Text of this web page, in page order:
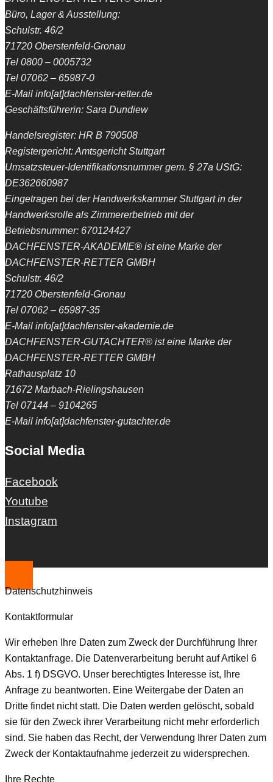
Büro, Lager & Ausstellung:
Schulstr. 46/2
71720 Oberstenfeld-Gronau
Tel 0800 – 0005732
Tel 07062 – 65987-0
E-Mail info[at]dachfenster-retter.de
Geschäftsführerin: Sara Dundiew
Handelsregister: HR B 790508
Registergericht: Amtsgericht Stuttgart
Umsatzsteuer-Identifikationsnummer gem. § 27a UStG:
DE362660987
Eingetragen bei der Handwerkskammer Stuttgart in der
Handwerksrolle als Zimmererbetrieb mit der
Betriebsnummer: 670124427
DACHFENSTER-AKADEMIE® ist eine Marke der
DACHFENSTER-RETTER GMBH
Schulstr. 46/2
71720 Oberstenfeld-Gronau
Tel 07062 – 65987-35
E-Mail info[at]dachfenster-akademie.de
DACHFENSTER-GUTACHTER® ist eine Marke der
DACHFENSTER-RETTER GMBH
Rathausplatz 10
71672 Marbach-Rielingshausen
Tel 07144 – 9104265
E-Mail info[at]dachfenster-gutachter.de
Social Media
Facebook
Youtube
Instagram
Datenschutzhinweis
Kontaktformular
Wir erheben Ihre Daten zum Zweck der Durchführung Ihrer
Kontaktanfrage. Die Datenverarbeitung beruht auf Artikel 6
Abs. 1 f) DSGVO. Unser berechtigtes Interesse ist, Ihre
Anfrage zu beantworten. Eine Weitergabe der Daten an
Dritte findet nicht statt. Die Daten werden gelöscht, sobald
sie für den Zweck ihrer Verarbeitung nicht mehr erforderlich
sind. Sie haben das Recht, der Verwendung Ihrer Daten zum
Zweck der Kontaktaufnahme jederzeit zu widersprechen.
Ihre Rechte